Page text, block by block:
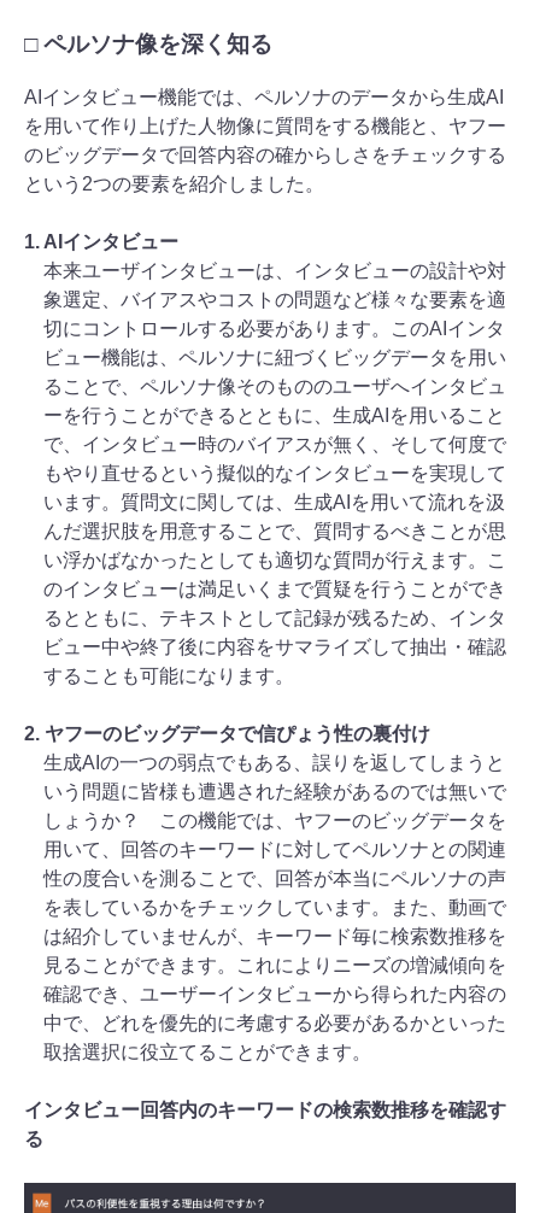
□ ペルソナ像を深く知る
AIインタビュー機能では、ペルソナのデータから生成AI
を用いて作り上げた人物像に質問をする機能と、ヤフー
のビッグデータで回答内容の確からしさをチェックする
という2つの要素を紹介しました。
1. AIインタビュー
本来ユーザインタビューは、インタビューの設計や対
象選定、バイアスやコストの問題など様々な要素を適
切にコントロールする必要があります。このAIインタ
ビュー機能は、ペルソナに紐づくビッグデータを用い
ることで、ペルソナ像そのもののユーザへインタビュ
ーを行うことができるとともに、生成AIを用いること
で、インタビュー時のバイアスが無く、そして何度で
もやり直せるという擬似的なインタビューを実現して
います。質問文に関しては、生成AIを用いて流れを汲
んだ選択肢を用意することで、質問するべきことが思
い浮かばなかったとしても適切な質問が行えます。こ
のインタビューは満足いくまで質疑を行うことができ
るとともに、テキストとして記録が残るため、インタ
ビュー中や終了後に内容をサマライズして抽出・確認
することも可能になります。
2. ヤフーのビッグデータで信ぴょう性の裏付け
生成AIの一つの弱点でもある、誤りを返してしまうと
いう問題に皆様も遭遇された経験があるのでは無いで
しょうか？ この機能では、ヤフーのビッグデータを
用いて、回答のキーワードに対してペルソナとの関連
性の度合いを測ることで、回答が本当にペルソナの声
を表しているかをチェックしています。また、動画で
は紹介していませんが、キーワード毎に検索数推移を
見ることができます。これによりニーズの増減傾向を
確認でき、ユーザーインタビューから得られた内容の
中で、どれを優先的に考慮する必要があるかといった
取捨選択に役立てることができます。
インタビュー回答内のキーワードの検索数推移を確認す
る